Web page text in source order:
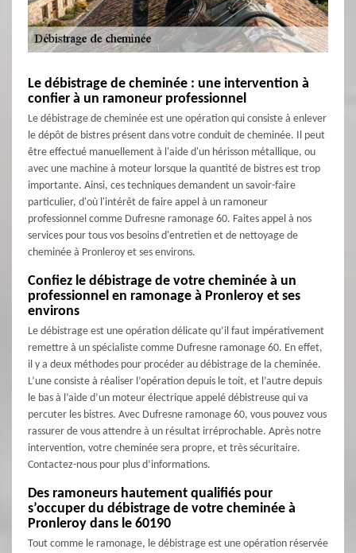
Le débistrage de cheminée : une intervention à
confier à un ramoneur professionnel
Le débistrage de cheminée est une opération qui consiste à enlever
le dépôt de bistres présent dans votre conduit de cheminée. Il peut
être effectué manuellement à l'aide d'un hérisson métallique, ou
avec une machine à moteur lorsque la quantité de bistres est trop
importante. Ainsi, ces techniques demandent un savoir-faire
particulier, d'où l'intérêt de faire appel à un ramoneur
professionnel comme Dufresne ramonage 60. Faites appel à nos
services pour tous vos besoins d'entretien et de nettoyage de
cheminée à Pronleroy et ses environs.
Confiez le débistrage de votre cheminée à un
professionnel en ramonage à Pronleroy et ses
environs
Le débistrage est une opération délicate qu’il faut impérativement
remettre à un spécialiste comme Dufresne ramonage 60. En effet,
il y a deux méthodes pour procéder au débistrage de la cheminée.
L’une consiste à réaliser l’opération depuis le toit, et l’autre depuis
le bas à l’aide d’un moteur électrique appelé débistreuse qui va
percuter les bistres. Avec Dufresne ramonage 60, vous pouvez vous
rassurer de vous attendre à un résultat irréprochable. Après notre
intervention, votre cheminée sera propre, et très sécuritaire.
Contactez-nous pour plus d’informations.
Des ramoneurs hautement qualifiés pour
s’occuper du débistrage de votre cheminée à
Pronleroy dans le 60190
Tout comme le ramonage, le débistrage est une opération réservée